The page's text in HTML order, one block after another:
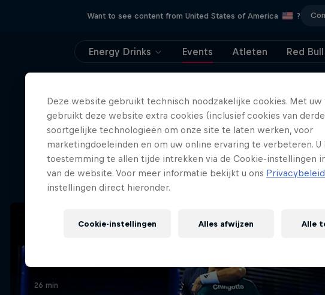
Want to see content from United States of America ?
Energy Drinks Events Atleten Red
404
Oei, deze pagina
iets te veel
26 min
Deze website gebruikt technisch noodzakelijke cookies. Met
gebruikt deze website extra cookies (inclusief cookies van
soortgelijke technologieën om onze site te laten werken, voor
marketingdoeleinden en om uw online ervaring te verbeteren. U
toestemming te allen tijde intrekken via de Cookie-instellingen
van de website. Voor meer informatie bekijkt u ons Privacybeleid
instellingen direct hieronder.
Cookie-instellingen Alles afwijzen Alle